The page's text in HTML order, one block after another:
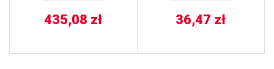
435,08 zł 36,47 zł